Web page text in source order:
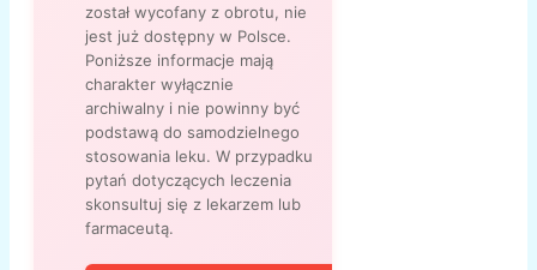
został wycofany z obrotu, nie
jest już dostępny w Polsce.
Poniższe informacje mają
charakter wyłącznie
archiwalny i nie powinny być
podstawą do samodzielnego
stosowania leku. W przypadku
pytań dotyczących leczenia
skonsultuj się z lekarzem lub
farmaceutą.